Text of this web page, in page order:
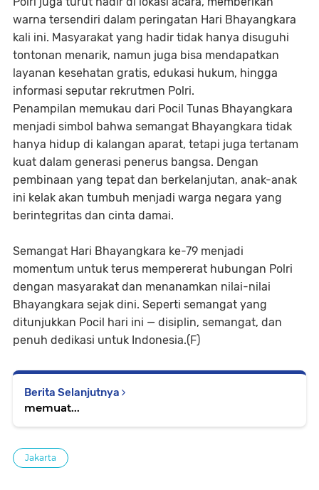
warna tersendiri dalam peringatan Hari Bhayangkara
kali ini. Masyarakat yang hadir tidak hanya disuguhi
tontonan menarik, namun juga bisa mendapatkan
layanan kesehatan gratis, edukasi hukum, hingga
informasi seputar rekrutmen Polri.
Penampilan memukau dari Pocil Tunas Bhayangkara
menjadi simbol bahwa semangat Bhayangkara tidak
hanya hidup di kalangan aparat, tetapi juga tertanam
kuat dalam generasi penerus bangsa. Dengan
pembinaan yang tepat dan berkelanjutan, anak-anak
ini kelak akan tumbuh menjadi warga negara yang
berintegritas dan cinta damai.
Semangat Hari Bhayangkara ke-79 menjadi
momentum untuk terus mempererat hubungan Polri
dengan masyarakat dan menanamkan nilai-nilai
Bhayangkara sejak dini. Seperti semangat yang
ditunjukkan Pocil hari ini — disiplin, semangat, dan
penuh dedikasi untuk Indonesia.(F)
Berita Selanjutnya
memuat...
Jakarta